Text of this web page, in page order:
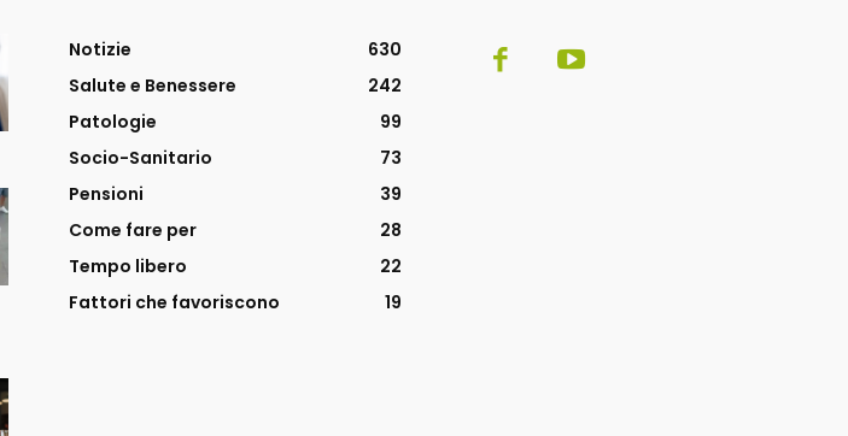
Notizie
630
Salute e Benessere
242
Patologie
99
Socio-Sanitario
73
Pensioni
39
Come fare per
28
Tempo libero
22
Fattori che favoriscono
19